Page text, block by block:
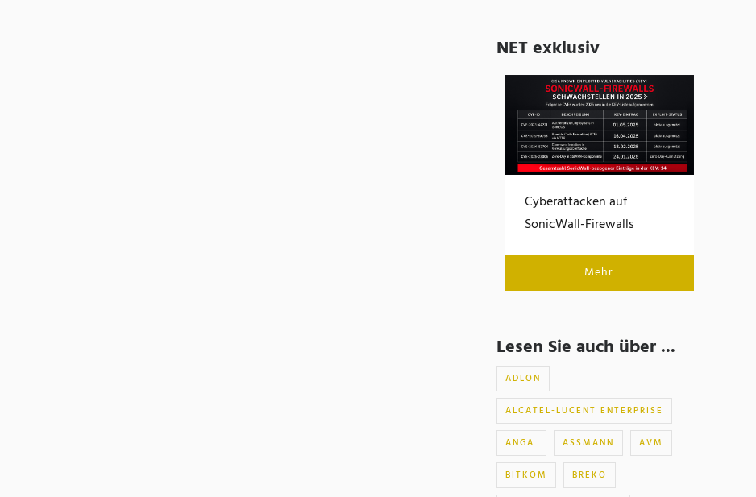
NET exklusiv
Cyberattacken auf
SonicWall-Firewalls
Mehr
Lesen Sie auch über ...
ADLON
ALCATEL-LUCENT ENTERPRISE
ANGA. ASSMANN AVM
BITKOM BREKO